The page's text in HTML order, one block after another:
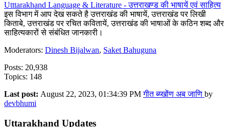
Utttarakhand Language & Literature - उत्तराखण्ड की भाषायें एवं साहित्य
इस विभाग में आप देख सकते है उत्तराखंड की भाषायें, उत्तराखंड पर लिखी
किताबे, उत्तराखंड पर रचित कवितायें, उत्तराखंड की भाषाओं के कठिन शब्द और
साहित्यकारों से संबंधित जानकारी।
Moderators: Dinesh Bijalwan, Saket Bahuguna
Posts: 20,938
Topics: 148
Last post: August 22, 2023, 01:34:39 PMगीत ब्य्खोंण अब जाणि by
devbhumi
Uttarakhand Updates